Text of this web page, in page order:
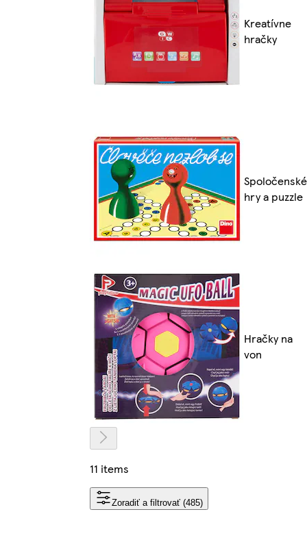
Kreatívne
hračky
Spoločenské
hry a puzzle
Hračky na
von
11 items
Zoradiť a filtrovať (485)